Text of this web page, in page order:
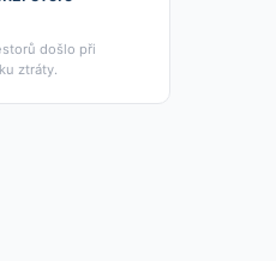
došlo při
ztráty.